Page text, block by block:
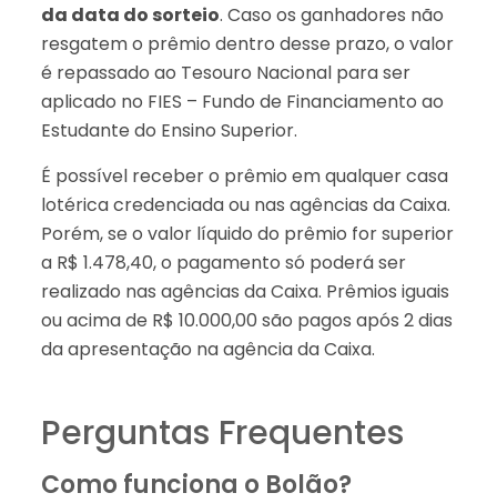
da data do sorteio. Caso os ganhadores não
resgatem o prêmio dentro desse prazo, o valor
é repassado ao Tesouro Nacional para ser
aplicado no FIES – Fundo de Financiamento ao
Estudante do Ensino Superior.
É possível receber o prêmio em qualquer casa
lotérica credenciada ou nas agências da Caixa.
Porém, se o valor líquido do prêmio for superior
a R$ 1.478,40, o pagamento só poderá ser
realizado nas agências da Caixa. Prêmios iguais
ou acima de R$ 10.000,00 são pagos após 2 dias
da apresentação na agência da Caixa.
Perguntas Frequentes
Como funciona o Bolão?